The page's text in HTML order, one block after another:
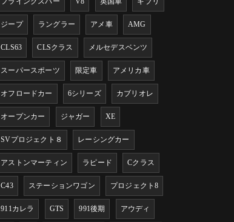
ジープ ラングラー アメ車 AMG
CLS63 CLSクラス メルセデスベンツ
スーパースポーツ 限定車 アメリカ車
オフロードカー 6シリーズ カブリオレ
オープンカー ジャガー XE
SVプロジェクト８ レーシングカー
アストンマーティン ラピード Cクラス
C43 ステーションワゴン プロジェクト8
911カレラ GTS 991後期 アウディ